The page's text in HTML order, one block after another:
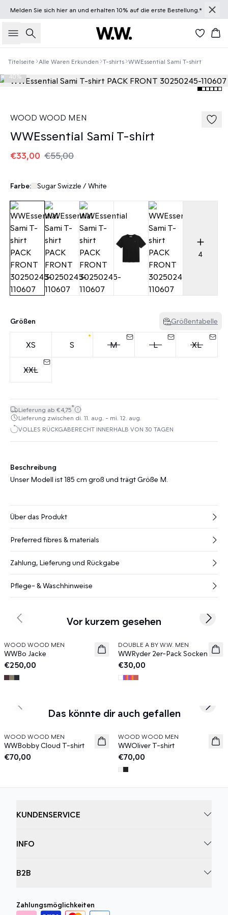
Melden Sie sich hieran und erhalten 10% auf die erste Bestellung.*
Suche
Titelseite Alle Waren Erkunden T-shirts WWEssential Sami T-shirt
40%
WOOD WOOD MEN
WWEssential Sami T-shirt
€33,00 €55,00
Farbe: Sugar Swizzle / White
4
Größen Größentabelle
XS S M L XL
XXL
Lieferung ab €4,75*
Lieferung zwischen di. 11. aug. - mi. 12. aug.
VOLLES RÜCKGABERECHT INNERHALB VON 30 TAGEN
Beschreibung
Unser Modell ist 185 cm groß und trägt Größe M.
Über das Produkt
Preferred fibres & materials
Zahlung, Lieferung und Rückgabe
Pflege- & Waschhinweise
Vor kurzem gesehen
News
WOOD WOOD MEN
WWBo Jacke
€250,00
News
DOUBLE A BY W.W. MEN
WWRyder 2er-Pack Socken
€30,00
Previous slide Next
Das könnte dir auch gefallen
News
WOOD WOOD MEN
WWBobby Cloud T-shirt
€70,00
News
WOOD WOOD MEN
WWOliver T-shirt
€70,00
Previous slide Next
KUNDENSERVICE
INFO
B2B
Zahlungsmöglichkeiten